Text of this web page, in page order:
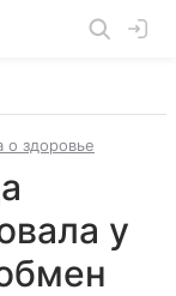
о здоровье
у